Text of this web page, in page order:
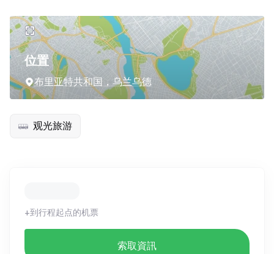
位置
布里亚特共和国，乌兰乌德
观光旅游
+到行程起点的机票
索取資訊